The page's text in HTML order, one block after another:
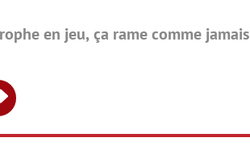
en jeu, ça rame comme jamais
Share